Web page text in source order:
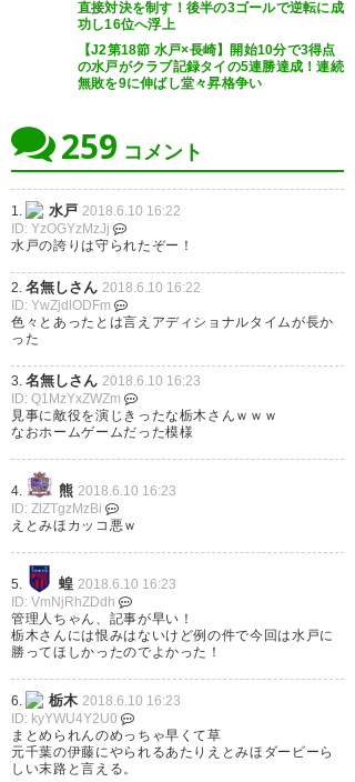
水戸ちゃん勝利！終始栃木ペー
スだったのによく勝った！ #水
戸ホーリーホック
— しょーへー (yasusyou)
6月 10
ければいいなぁ
#mitohollyhock
— しろくま@替天行道
(2014sirokuma)
水戸ちゃんおめ。伊藤くん途中
からでてよかったなあ、右サイ
ドのつなぎとか。栃木、二川も
観られた！北関東ダービーアツ
いぜ
ードｗ #mitohollyhock
— 脳汁(埋め立て強行派)
(mito310blue)2018, 6月 10
直接対決を制す！後半の3ゴールで逆転に成
功し16位へ浮上
【J2第18節 水戸×長崎】開始10分で3得点
の水戸がクラブ記録タイの5連勝達成！連続
無敗を9に伸ばし堂々昇格争い
259 コメント
1. 水戸 2018.6.10 16:22
ID: YzOGYzMzJj
水戸の誇りは守られたぞー！
2. 名無しさん 2018.6.10 16:22
ID: YwZjdlODFm
色々とあったとは言えアディショナルタイムが長か
った
3. 名無しさん 2018.6.10 16:23
ID: Q1MzYxZWZm
見事に敵役を演じきったな栃木さんｗｗｗ
なおホームゲームだった模様
4. 熊 2018.6.10 16:23
ID: ZlZTgzMzBi
えとみほカッコ悪ｗ
5. 蝗 2018.6.10 16:23
ID: VmNjRhZDdh
管理人ちゃん、記事が早い！
栃木さんには恨みはないけど例の件で今回は水戸に
勝ってほしかったのでよかった！
6. 栃木 2018.6.10 16:23
ID: kyYWU4Y2U0
まとめられんのめっちゃ早くて草
元千葉の伊藤にやられるあたりえとみほダービーら
しい末路と言える。